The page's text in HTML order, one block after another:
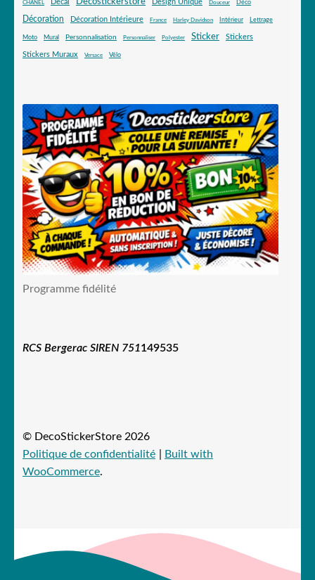
CHANEL Decal Design Unique Douceur Déco
Décoration Décoration Intérieure France Harley Davidson Intérieur Lettrage
Moto Mural Personnalisation Personnaliser Polyester Sticker Stickers
Stickers Muraux Versace Vélo
Programme fidélité
RCS Bergerac SIREN 751149535
© DecoStickerStore 2026
Politique de confidentialité
Built with
WooCommerce.